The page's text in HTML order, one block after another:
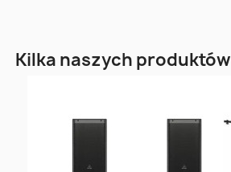
Kilka naszych produktów